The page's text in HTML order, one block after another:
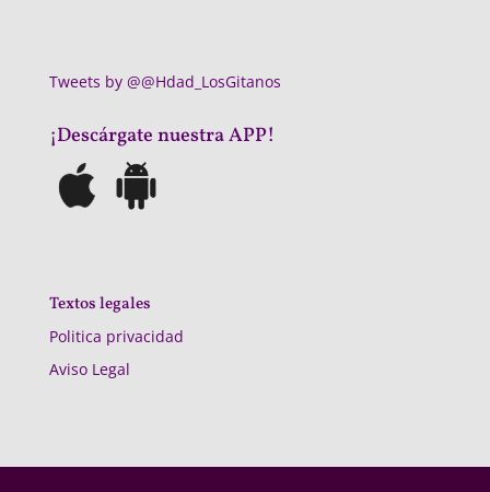
Tweets by @@Hdad_LosGitanos
¡Descárgate nuestra APP!
Textos legales
Politica privacidad
Aviso Legal